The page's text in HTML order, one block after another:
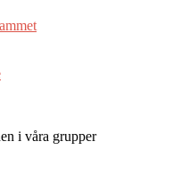
i våra grupper